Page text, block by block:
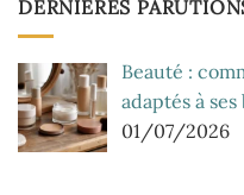
DERNIÈRES
Beauté :
adaptés à ses
01/07/2026